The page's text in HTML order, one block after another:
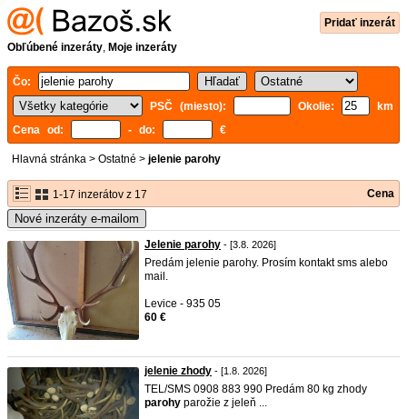
Pridať inzerát
Obľúbené inzeráty, Moje inzeráty
Čo:
PSČ (miesto):
Okolie:
km
Cena od:
- do: €
Hlavná stránka > Ostatné > jelenie parohy
1-17 inzerátov z 17 Cena
Nové inzeráty e-mailom
Jelenie parohy - [3.8. 2026]
Predám jelenie parohy. Prosím kontakt sms alebo
mail.
Levice - 935 05
60 €
jelenie zhody - [1.8. 2026]
TEL/SMS 0908 883 990 Predám 80 kg zhody
parohy parožie z jeleň ...